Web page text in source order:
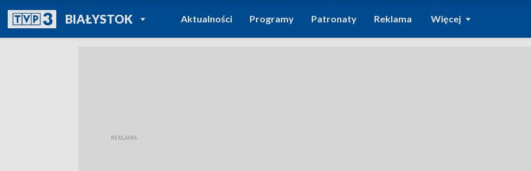
BIAŁYSTOKPOWRÓT DO
TVP REGIONY
Aktualności Programy Patronaty Reklama Więcej